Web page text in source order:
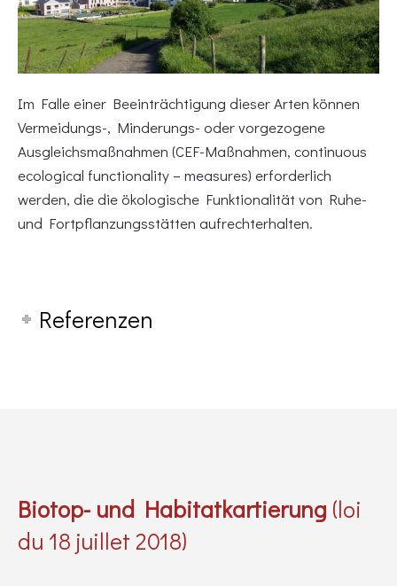
Im Falle einer Beeinträchtigung dieser Arten können
Vermeidungs-, Minderungs- oder vorgezogene
Ausgleichsmaßnahmen (CEF-Maßnahmen, continuous
ecological functionality – measures) erforderlich
werden, die die ökologische Funktionalität von Ruhe-
und Fortpflanzungsstätten aufrechterhalten.
Referenzen
Biotop- und Habitatkartierung (loi
du 18 juillet 2018)